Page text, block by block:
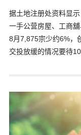
据土地注册处资料显
一手公营房屋、工商
8月7,875宗少约6%，
交投放缓的情况要待